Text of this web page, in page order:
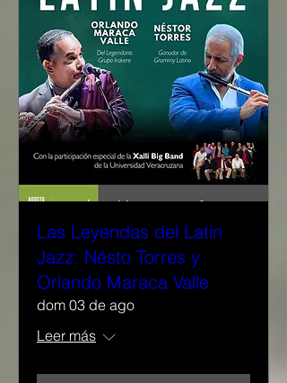
Las Leyendas del Latin
Jazz: Nésto Torres y
Orlando Maraca Valle
dom 03 de ago
Leer más